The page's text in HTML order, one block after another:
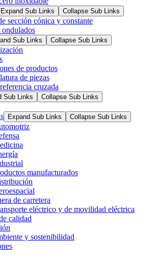
Expand Sub Links Collapse Sub Links
sección cónica y constante
ondulados
Sub Links Collapse Sub Links
de productos
de piezas
cruzada
Sub Links Collapse Sub Links
Expand Sub Links Collapse Sub Links
manufacturados
de carretera
eléctrico y de movilidad eléctrica
calidad
y sostenibilidad